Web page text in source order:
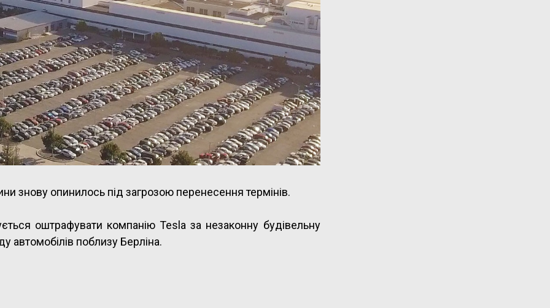
знову опинилось під загрозою перенесення термінів.
оштрафувати компанію Tesla за незаконну будівельну
автомобілів поблизу Берліна.